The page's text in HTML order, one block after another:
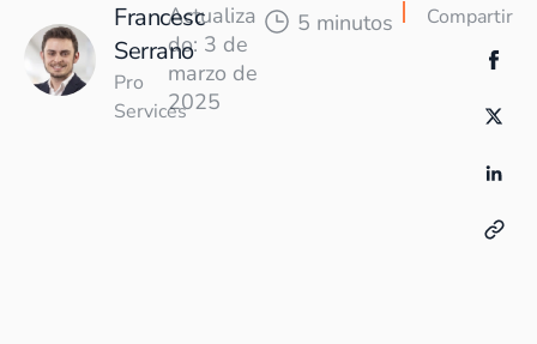
Francesc
Serrano
Pro
Services
Actualiza
do: 3 de
marzo de
2025
5 minutos Compartir